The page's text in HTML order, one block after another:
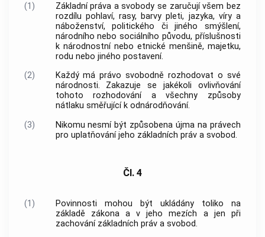
(1)
Základní práva a svobody se zaručují všem bez
rozdílu pohlaví, rasy, barvy pleti, jazyka, víry a
náboženství, politického či jiného smýšlení,
národního nebo sociálního původu, příslušnosti
k národnostní nebo etnické menšině, majetku,
rodu nebo jiného postavení.
(2)
Každý má právo svobodně rozhodovat o své
národnosti. Zakazuje se jakékoli ovlivňování
tohoto rozhodování a všechny způsoby
nátlaku směřující k odnárodňování.
(3)
Nikomu nesmí být způsobena újma na právech
pro uplatňování jeho základních práv a svobod.
Čl. 4
(1)
Povinnosti mohou být ukládány toliko na
základě zákona a v jeho mezích a jen při
zachování základních práv a svobod.